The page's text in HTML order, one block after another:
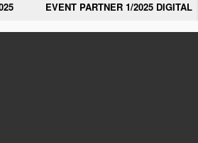
EVENT PARTNER 1/2025 DIGITAL